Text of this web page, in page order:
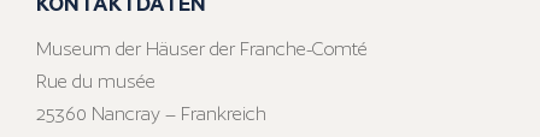
Museum der Häuser der Franche-Comté
Rue du musée
25360 Nancray – Frankreich